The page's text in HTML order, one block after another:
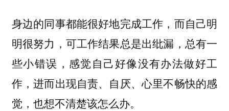
身边的同事都能很好地完成工作，而自己明
明很努力，可工作结果总是出纰漏，总有一
些小错误，感觉自己好像没有办法做好工
作，进而出现自责、自厌、心里不畅快的感
觉，也想不清楚该怎么办。